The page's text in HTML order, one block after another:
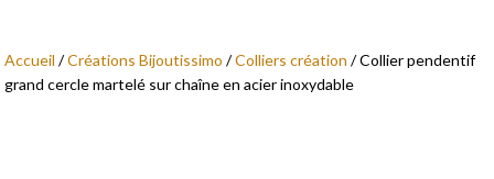
Accueil /Créations Bijoutissimo /Colliers création / Collier pendentif
grand cercle martelé sur chaîne en acier inoxydable